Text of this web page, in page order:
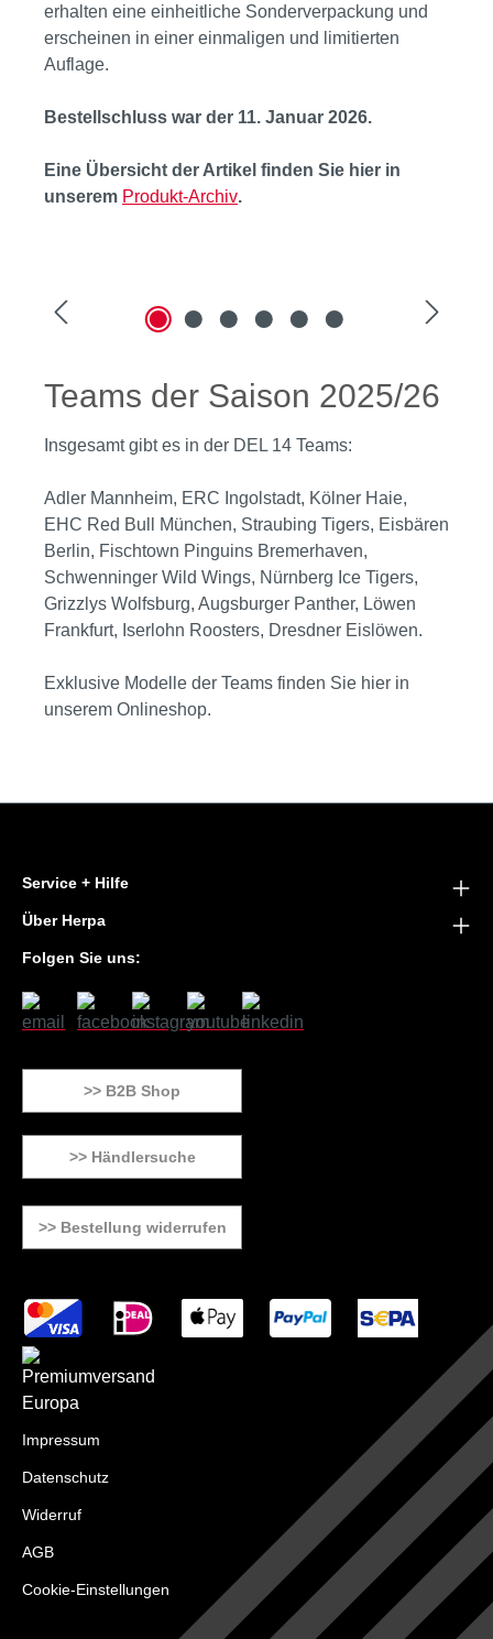
erhalten eine einheitliche Sonderverpackung und
erscheinen in einer einmaligen und limitierten
Auflage.
Bestellschluss war der 11. Januar 2026.
Eine Übersicht der Artikel finden Sie hier in
unserem Produkt-Archiv.
Teams der Saison 2025/26
Insgesamt gibt es in der DEL 14 Teams:
Adler Mannheim, ERC Ingolstadt, Kölner Haie,
EHC Red Bull München, Straubing Tigers, Eisbären
Berlin, Fischtown Pinguins Bremerhaven,
Schwenninger Wild Wings, Nürnberg Ice Tigers,
Grizzlys Wolfsburg, Augsburger Panther, Löwen
Frankfurt, Iserlohn Roosters, Dresdner Eislöwen.
Exklusive Modelle der Teams finden Sie hier in
unserem Onlineshop.
Service + Hilfe
Über Herpa
Folgen Sie uns:
>> B2B Shop
>> Händlersuche
>> Bestellung widerrufen
Impressum
Datenschutz
Widerruf
AGB
Cookie-Einstellungen